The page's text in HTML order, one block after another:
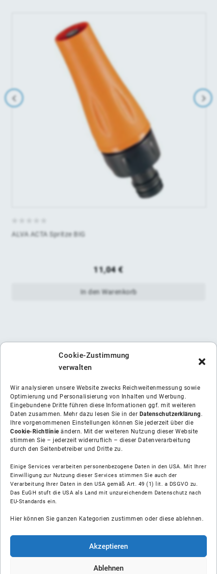
Cookie-Zustimmung
verwalten
Wir analysieren unsere Website zwecks Reichweitenmessung sowie
Optimierung und Personalisierung von Inhalten und Werbung.
Eingebundene Dritte führen diese Informationen ggf. mit weiteren
Daten zusammen. Mehr dazu lesen Sie in der Datenschutzerklärung.
Ihre vorgenommenen Einstellungen können Sie jederzeit über die
Cookie-Richtlinieändern. Mit der weiteren Nutzung dieser Website
stimmen Sie – jederzeit widerruflich – dieser Datenverarbeitung
durch den Seitenbetreiber und Dritte zu.
Einige Services verarbeiten personenbezogene Daten in den USA. Mit Ihrer
Einwilligung zur Nutzung dieser Services stimmen Sie auch der
Verarbeitung Ihrer Daten in den USA gemäß Art. 49 (1) lit. a DSGVO zu.
Das EuGH stuft die USA als Land mit unzureichendem Datenschutz nach
EU-Standards ein.
Hier können Sie ganzen Kategorien zustimmen oder diese ablehnen.
Akzeptieren
Ablehnen
ALVA ACTA Spritze BIG
11,04€
In den Warenkorb
Über uns
Soziale Medien